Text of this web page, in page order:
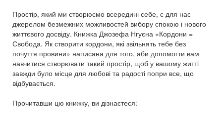
Простір, який ми створюємо всередині себе, є для нас
джерелом безмежних можливостей вибору спокою і нового
життєвого досвіду. Книжка Джозефа Нгуєна «Кордони =
Свобода. Як створити кордони, які звільнять тебе без
почуття провини» написана для того, аби допомогти вам
навчитися створювати такий простір, щоб у вашому житті
завжди було місце для любові та радості попри все, що
відбувається.
Прочитавши цю книжку, ви дізнаєтеся: